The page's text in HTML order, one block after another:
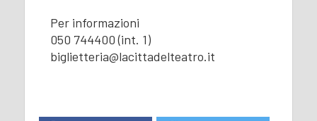
Per informazioni
050 744400 (int. 1)
biglietteria@lacittadelteatro.it